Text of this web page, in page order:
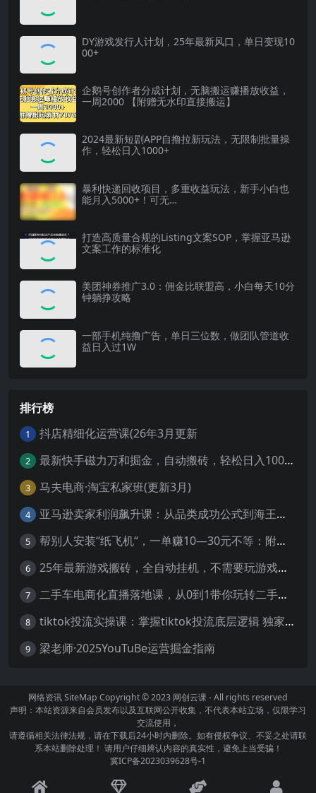
DY游戏发行人计划，25年最新风口，单日变现10
00+
企鹅号创作者分成计划，无脑搬运赚播放收益，
一周2000 【附赠无水印直接搬运】
2024最新短剧APP自撸拉新玩法，无限制批量操
作，轻松日入1000+
暴利快递回收项目，多重收益玩法，新手小白也
能月入5000+！可无…
打造高质量合规的Listing文案SOP，掌握亚马逊
文案工作的标准化
美团神券推广3.0：佣金比联盟高，小白每天10分
钟躺挣攻略
一部手机纯撸广告，单日三位数，做团队管道收
益日入过1W
排行榜
1 抖店精细化运营课(26年3月更新
2 最新快手磁力万和掘金，自动搬砖，轻松日入100-200，操作简单
3 马夫电商·淘宝私家班(更新3月)
4 亚马逊卖家利润飙升课：从品类成功公式到海王打法，让每个SKU都成爆款一路飙升(更新26年3月
5 帮别人安装“纸飞机“，一单赚10—30元不等：附：免费节点
6 25年最新游戏搬砖，全自动挂机，不需要玩游戏，单手机操作日入300+
7 二手车电商化直播落地课，从0到1带你玩转二手车直播
8 tiktok投流实操课：掌握tiktok投流底层逻辑 独家TK投流玩法
9 梁老师·2025YouTuBe运营掘金指南
网络资讯SiteMap Copyright © 2023 网创云课- All rights reserved
声明：本站资源来自会员发布以及互联网公开收集，不代表本站立场，仅限学习
交流使用，
请遵循相关法律法规，请在下载后24小时内删除。如有侵权争议、不妥之处请联
系本站删除处理！ 请用户仔细辨认内容的真实性，避免上当受骗！
冀ICP备2023039628号-1